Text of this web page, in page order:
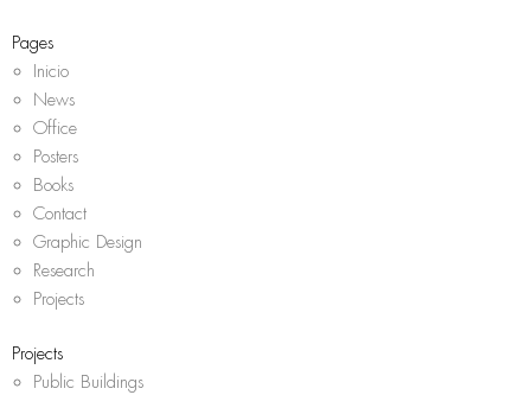
Pages
Inicio
News
Office
Posters
Books
Contact
Graphic Design
Research
Projects
Projects
Public Buildings